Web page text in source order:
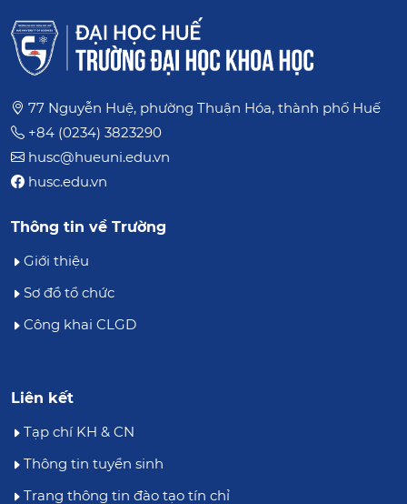
77 Nguyễn Huệ, phường Thuận Hóa, thành phố Huế
+84 (0234) 3823290
husc@hueuni.edu.vn
husc.edu.vn
Thông tin về Trường
Giới thiệu
Sơ đồ tổ chức
Công khai CLGD
Liên kết
Tạp chí KH & CN
Thông tin tuyển sinh
Trang thông tin đào tạo tín chỉ